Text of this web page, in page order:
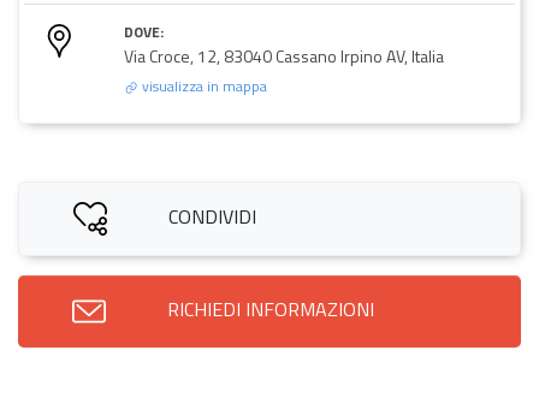
DOVE:
Via Croce, 12, 83040 Cassano Irpino AV, Italia
visualizza in mappa
CONDIVIDI
RICHIEDI INFORMAZIONI